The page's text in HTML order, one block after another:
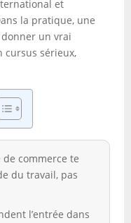
et
la pratique, une
un vrai
cursus sérieux,
de commerce te
du travail, pas
l’entrée dans